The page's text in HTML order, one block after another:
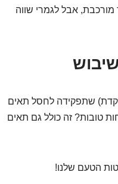
אבל לגמרי שווה
שתפקידה לחסל תאים
טובות? זה כולל גם תאים
הטעם שלנו!